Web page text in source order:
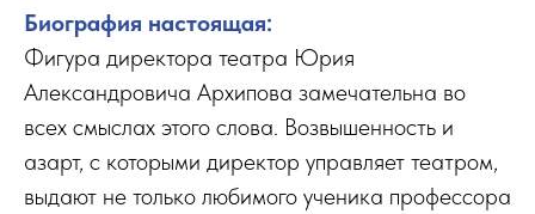
Биография настоящая:
Фигура директора театра Юрия
Александровича Архипова замечательна во
всех смыслах этого слова. Возвышенность и
азарт, с которыми директор управляет театром,
выдают не только любимого ученика профессора